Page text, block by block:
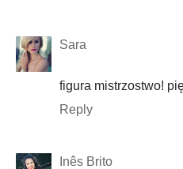
Sara
figura mistrzostwo!
Reply
Inês Brito